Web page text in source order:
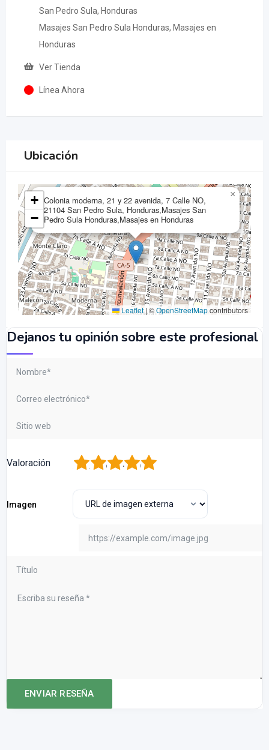
San Pedro Sula, Honduras
Masajes San Pedro Sula Honduras, Masajes en
Honduras
Ver Tienda
Línea Ahora
Ubicación
Colonia moderna, 21 y 22 avenida, 7 Calle NO,
21104 San Pedro Sula, Honduras,Masajes San
Pedro Sula Honduras,Masajes en Honduras
×
+
−
Leaflet |©OpenStreetMapcontributors
Dejanos tu opinión sobre este profesional
Valoración 5
4
3
2
Imagen